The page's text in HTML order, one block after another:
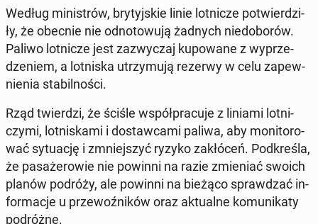
Według mi­ni­strów, bry­tyj­skie linie lot­ni­cze po­twier­dzi­
ły, że obecnie nie od­no­to­wu­ją żadnych nie­do­bo­rów.
Paliwo lot­ni­cze jest za­zwy­czaj ku­po­wa­ne z wy­prze­
dze­niem, a lot­ni­ska utrzy­mu­ją rezerwy w celu za­pew­
nie­nia sta­bil­no­ści.
Rząd twier­dzi, że ściśle współ­pra­cu­je z liniami lot­ni­
czy­mi, lot­ni­ska­mi i do­staw­ca­mi paliwa, aby mo­ni­to­ro­
wać sy­tu­ację i zmniej­szyć ryzyko za­kłó­ceń. Pod­kre­śla,
że pa­sa­że­ro­wie nie powinni na razie zmie­niać swoich
planów podróży, ale powinni na bieżąco spraw­dzać in­
for­ma­cje u prze­woź­ni­ków oraz ak­tu­al­ne ko­mu­ni­ka­ty
po­dróż­ne.